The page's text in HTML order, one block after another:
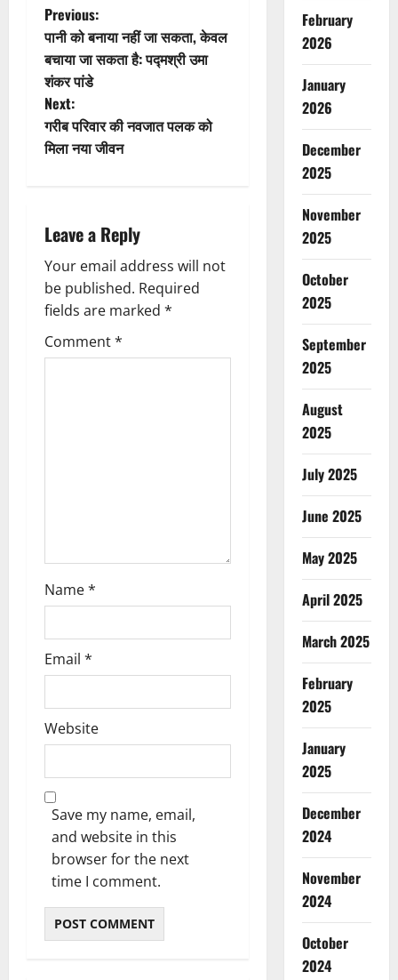
P
o
s
t
v
i
g
a
Previous:
पानी को बनाया नहीं जा सकता, केवल
बचाया जा सकता है: पद्मश्री उमा
शंकर पांडे
Next:
गरीब परिवार की नवजात पलक को
मिला नया जीवन
Leave a Reply
Your email address will not
be published. Required
fields are marked *
Comment*
Name*
Email *
Website
Save my name, email,
and website in this
browser for the next
time I comment.
February
2026
January
2026
December
2025
November
2025
October
2025
September
2025
August
2025
July 2025
June 2025
May 2025
April 2025
March 2025
February
2025
January
2025
December
2024
November
2024
October
2024